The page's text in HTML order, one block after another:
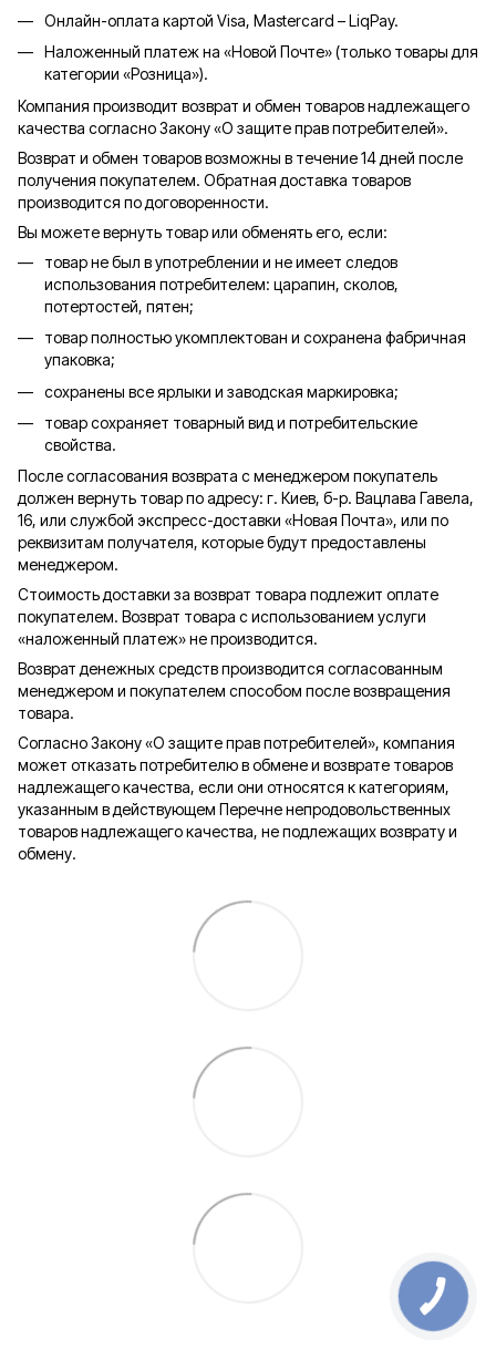
Онлайн-оплата картой Visa, Mastercard – LiqPay.
Наложенный платеж на «Новой Почте» (только товары для
категории «Розница»).
Компания производит возврат и обмен товаров надлежащего
качества согласно Закону «О защите прав потребителей».
Возврат и обмен товаров возможны в течение 14 дней после
получения покупателем. Обратная доставка товаров
производится по договоренности.
Вы можете вернуть товар или обменять его, если:
товар не был в употреблении и не имеет следов
использования потребителем: царапин, сколов,
потертостей, пятен;
товар полностью укомплектован и сохранена фабричная
упаковка;
сохранены все ярлыки и заводская маркировка;
товар сохраняет товарный вид и потребительские
свойства.
После согласования возврата с менеджером покупатель
должен вернуть товар по адресу: г. Киев, б-р. Вацлава Гавела,
16, или службой экспресс-доставки «Новая Почта», или по
реквизитам получателя, которые будут предоставлены
менеджером.
Стоимость доставки за возврат товара подлежит оплате
покупателем. Возврат товара с использованием услуги
«наложенный платеж» не производится.
Возврат денежных средств производится согласованным
менеджером и покупателем способом после возвращения
товара.
Согласно Закону «О защите прав потребителей», компания
может отказать потребителю в обмене и возврате товаров
надлежащего качества, если они относятся к категориям,
указанным в действующем Перечне непродовольственных
товаров надлежащего качества, не подлежащих возврату и
обмену.